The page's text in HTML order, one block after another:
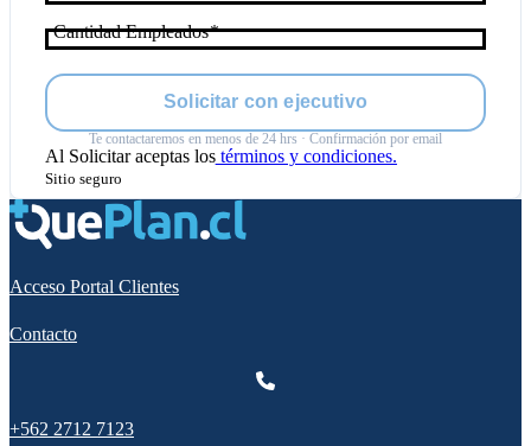
Cantidad Empleados
Solicitar con ejecutivo
Te contactaremos en menos de 24 hrs · Confirmación por email
Al Solicitaraceptas lostérminos y condiciones.
Sitio seguro
Acceso Portal Clientes
Contacto
+562 2712 7123